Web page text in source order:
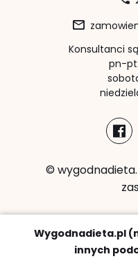
Konsultanci
pn-
©
Wygodnadieta.pl
innych